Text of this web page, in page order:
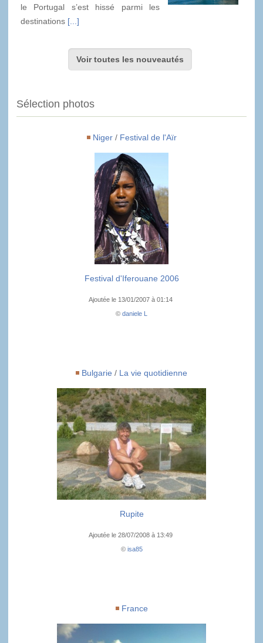
le Portugal s’est hissé parmi les
destinations [...]
Voir toutes les nouveautés
Sélection photos
Niger/ Festival de l'Aïr
Festival d'Iferouane 2006
Ajoutée le 13/01/2007 à 01:14
© daniele L
Bulgarie / La vie quotidienne
Rupite
Ajoutée le 28/07/2008 à 13:49
© isa85
France